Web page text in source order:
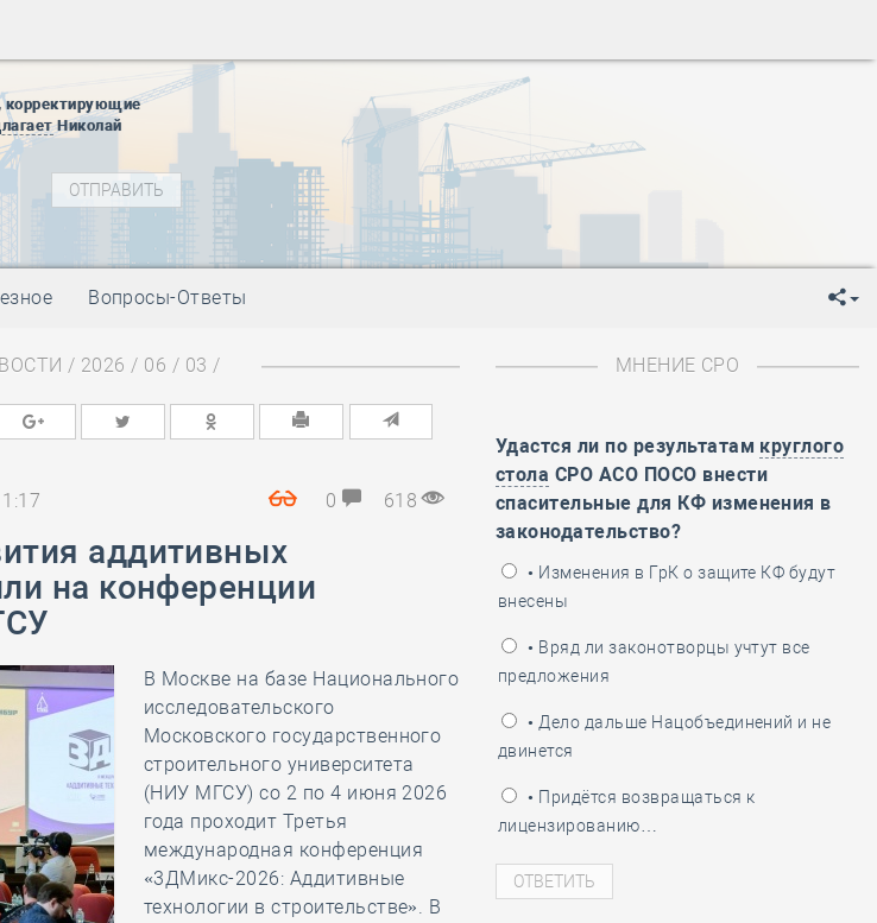
корректирующие
Николай
22 августа-День Государственного флага Российской Федерации
-День знаний
День сотрудника органов внутренних дел РФ
27 января
День полного освобождения Ленинграда от фашистской
блокады
01 мая- День Весны и Труда
09 мая-
День Победы!
28 мая-День пограничника
01 сентября-День знаний
10 ноября-День сотрудника органов внутренних дел РФ
27 января
День полного освобождения Ленинграда от фашистской
01 мая
День Весны и Труда
28 мая
Вопросы-Ответы
/ 2026 / 06 / 03 /
0 618
аддитивных
на конференции
В Москве на базе Национального
исследовательского
Московского государственного
строительного университета
(НИУ МГСУ) со 2 по 4 июня 2026
года проходит Третья
международная конференция
«3ДМикс-2026: Аддитивные
технологии в строительстве». В
МНЕНИЕ СРО
Удастся ли по результатам круглого
стола СРО АСО ПОСО внести
спасительные для КФ изменения в
законодательство?
• Изменения в ГрК о защите КФ будут
внесены
• Вряд ли законотворцы учтут все
предложения
• Дело дальше Нацобъединений и не
двинется
• Придётся возвращаться к
лицензированию…